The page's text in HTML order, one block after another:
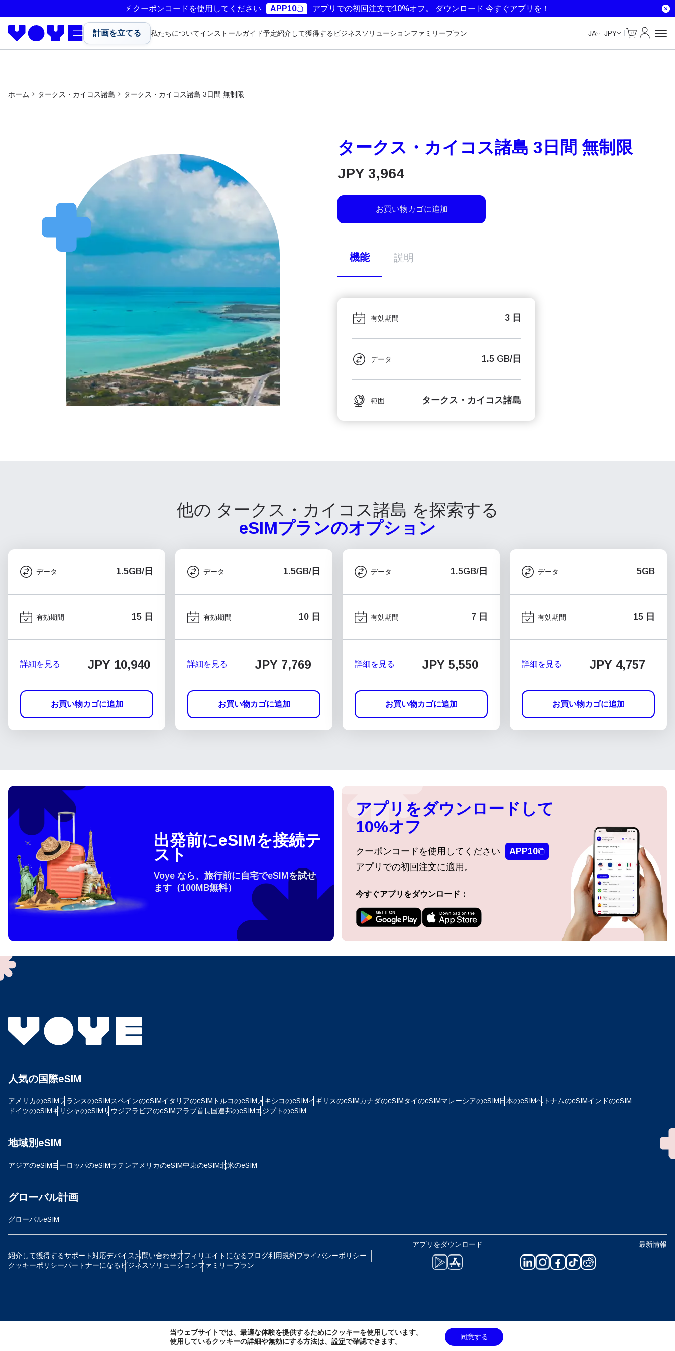
⚡ クーポンコードを使用してください APP10 アプリでの初回注文で10%オフ。 ダウンロード 今すぐアプリを！
計画を立てる 私たちについてインストールガイド予定紹介して獲得する ビジネスソリューションファミリープラン JA JPY
Cart
マイアカ
ホーム タークス・カイコス諸島 タークス・カイコス諸島 3日間 無制限
タークス・カイコス諸島 3日間 無制限
JPY 3,964
お買い物カゴに追加
機能 説明
有効期間 3 日
データ 1.5 GB/日
範囲 タークス・カイコス諸島
他の タークス・カイコス諸島 を探索する
eSIMプランのオプション
データ 1.5GB/日
有効期間 15 日
詳細を見る JPY 10,940
お買い物カゴに追加
データ 1.5GB/日
有効期間 10 日
詳細を見る JPY 7,769
お買い物カゴに追加
データ 1.5GB/日
有効期間 7 日
詳細を見る JPY 5,550
お買い物カゴに追加
データ 5GB
有効期間 15 日
詳細を見る JPY 4,757
お買い物カゴに追加
How do I get my eSim?
To get your eSIM, start by checking if your device supports eSIM
technology. Then, contact your mobile carrier to request an eSIM activation.
or enter in your device settings. Once activated, you can enjoy the benefits
出発前にeSIMを接続テ
スト
Voye なら、旅行前に自宅でeSIMを試せ
ます（100MB無料）
アプリをダウンロードして
10%オフ
クーポンコードを使用してください
APP10
アプリでの初回注文に適用。
今すぐアプリをダウンロード：
人気の国際eSIM
アメリカのeSIMフランスのeSIMスペインのeSIMイタリアのeSIM トルコのeSIMメキシコのeSIMイギリスのeSIMカナダのeSIMタイのeSIMマレーシアのeSIM日本のeSIMベトナムのeSIMインドのeSIM
ドイツのeSIMギリシャのeSIMサウジアラビアのeSIMアラブ首長国連邦のeSIMエジプトのeSIM
地域別eSIM
アジアのeSIMヨーロッパのeSIMラテンアメリカのeSIM中東のeSIM北米のeSIM
グローバル計画
グローバルeSIM
紹介して獲得するサポート対応デバイスお問い合わせアフィリエイトになるブログ利用規約プライバシーポリシー
クッキーポリシーパートナーになるビジネスソリューションファミリープラン
アプリをダウンロード 最新情報
English Español
Polski Português
简体中文 繁體中文
CAD - カナダドル
CHF - スイス・フラン NZD - ニュージーランド・ドル
ログインまたは登録
アカウントにログインするか、数秒でアカウントを作成してください。
当ウェブサイトでは、最適な体験を提供するためにクッキーを使用しています。
使用しているクッキーの詳細や無効にする方法は、 設定で確認できます。
同意する